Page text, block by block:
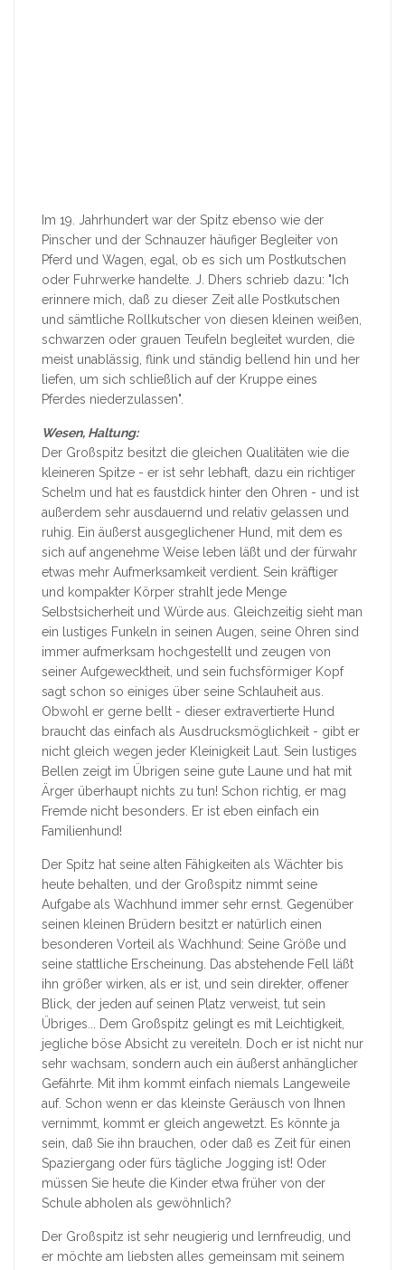
Im 19. Jahrhundert war der Spitz ebenso wie der
Pinscher und der Schnauzer häufiger Begleiter von
Pferd und Wagen, egal, ob es sich um Postkutschen
oder Fuhrwerke handelte. J. Dhers schrieb dazu: "Ich
erinnere mich, daß zu dieser Zeit alle Postkutschen
und sämtliche Rollkutscher von diesen kleinen weißen,
schwarzen oder grauen Teufeln begleitet wurden, die
meist unablässig, flink und ständig bellend hin und her
liefen, um sich schließlich auf der Kruppe eines
Pferdes niederzulassen".
Wesen, Haltung:
Der Großspitz besitzt die gleichen Qualitäten wie die
kleineren Spitze - er ist sehr lebhaft, dazu ein richtiger
Schelm und hat es faustdick hinter den Ohren - und ist
außerdem sehr ausdauernd und relativ gelassen und
ruhig. Ein äußerst ausgeglichener Hund, mit dem es
sich auf angenehme Weise leben läßt und der fürwahr
etwas mehr Aufmerksamkeit verdient. Sein kräftiger
und kompakter Körper strahlt jede Menge
Selbstsicherheit und Würde aus. Gleichzeitig sieht man
ein lustiges Funkeln in seinen Augen, seine Ohren sind
immer aufmerksam hochgestellt und zeugen von
seiner Aufgewecktheit, und sein fuchsförmiger Kopf
sagt schon so einiges über seine Schlauheit aus.
Obwohl er gerne bellt - dieser extravertierte Hund
braucht das einfach als Ausdrucksmöglichkeit - gibt er
nicht gleich wegen jeder Kleinigkeit Laut. Sein lustiges
Bellen zeigt im Übrigen seine gute Laune und hat mit
Ärger überhaupt nichts zu tun! Schon richtig, er mag
Fremde nicht besonders. Er ist eben einfach ein
Familienhund!
Der Spitz hat seine alten Fähigkeiten als Wächter bis
heute behalten, und der Großspitz nimmt seine
Aufgabe als Wachhund immer sehr ernst. Gegenüber
seinen kleinen Brüdern besitzt er natürlich einen
besonderen Vorteil als Wachhund: Seine Größe und
seine stattliche Erscheinung. Das abstehende Fell läßt
ihn größer wirken, als er ist, und sein direkter, offener
Blick, der jeden auf seinen Platz verweist, tut sein
Übriges... Dem Großspitz gelingt es mit Leichtigkeit,
jegliche böse Absicht zu vereiteln. Doch er ist nicht nur
sehr wachsam, sondern auch ein äußerst anhänglicher
Gefährte. Mit ihm kommt einfach niemals Langeweile
auf. Schon wenn er das kleinste Geräusch von Ihnen
vernimmt, kommt er gleich angewetzt. Es könnte ja
sein, daß Sie ihn brauchen, oder daß es Zeit für einen
Spaziergang oder fürs tägliche Jogging ist! Oder
müssen Sie heute die Kinder etwa früher von der
Schule abholen als gewöhnlich?
Der Großspitz ist sehr neugierig und lernfreudig, und
er möchte am liebsten alles gemeinsam mit seinem